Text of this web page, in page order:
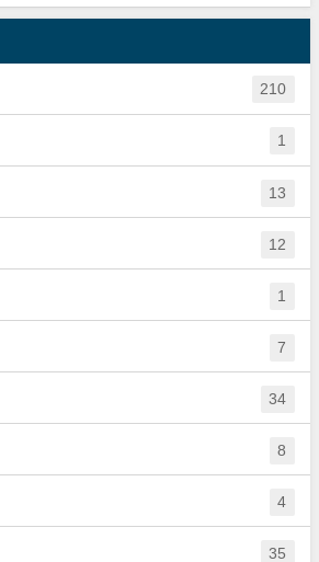
210
1
13
12
1
7
34
8
4
35